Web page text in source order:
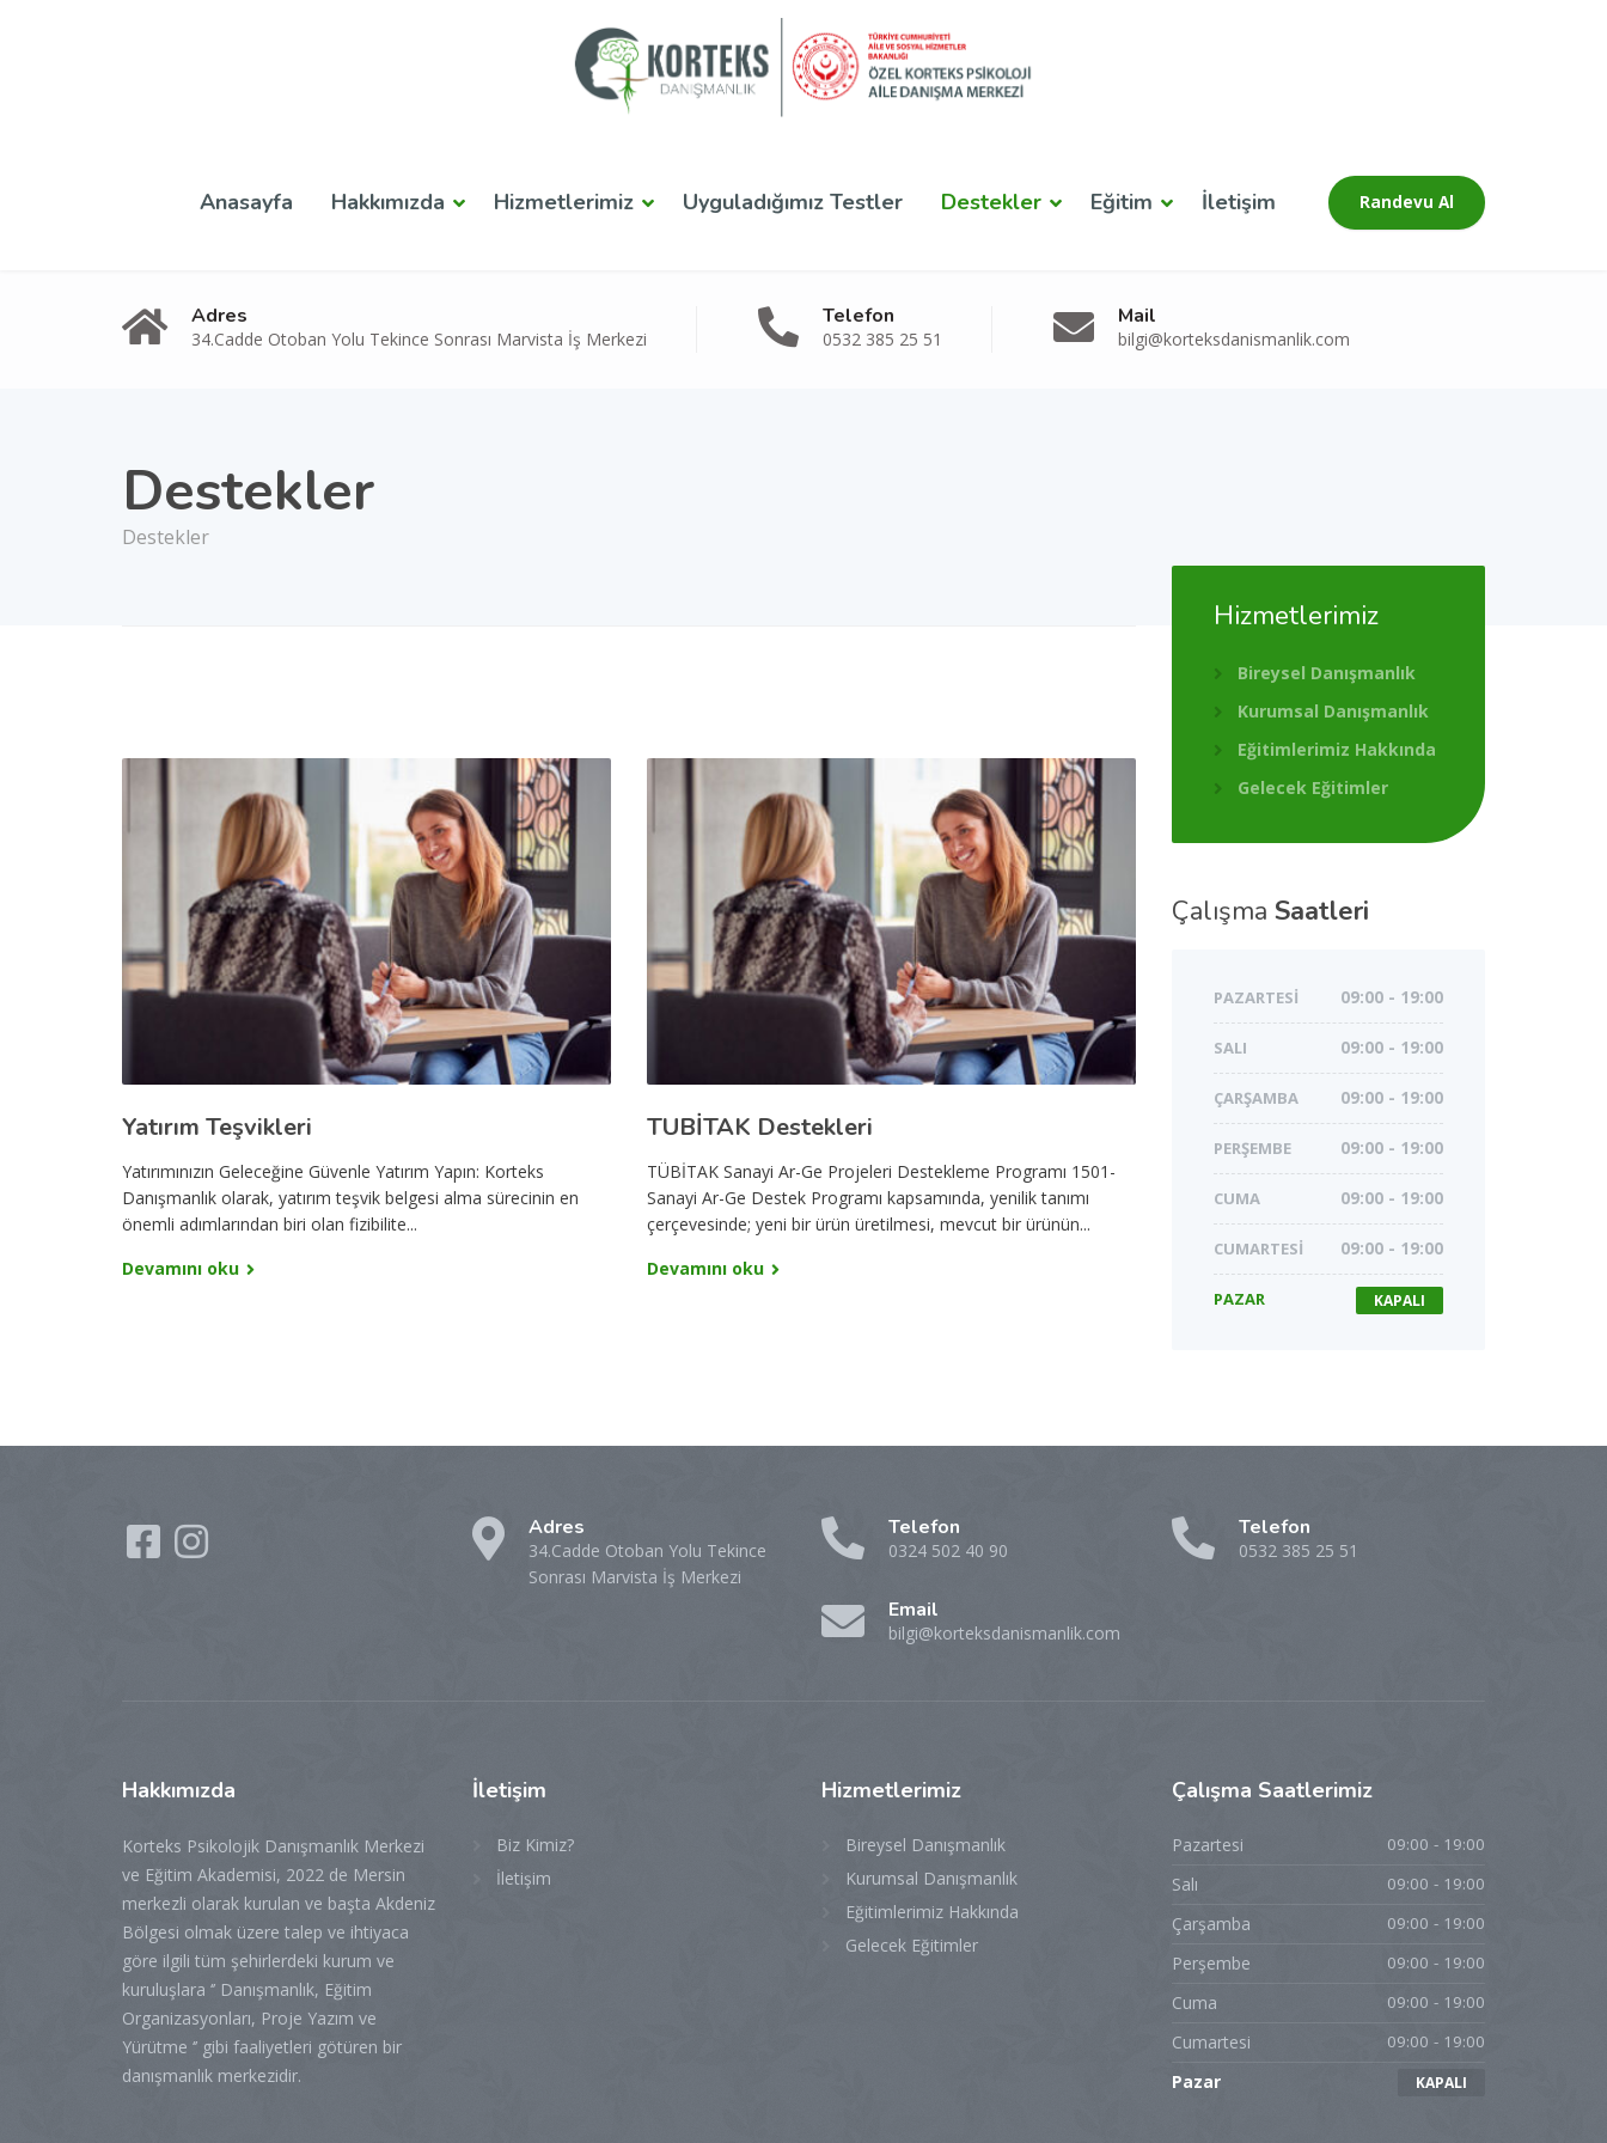
Anasayfa Hakkımızda Hizmetlerimiz Uyguladığımız Testler Destekler Eğitim İletişim Randevu Al
Adres
34.Cadde Otoban Yolu Tekince Sonrası Marvista İş Merkezi
Telefon
0532 385 25 51
Mail
bilgi@korteksdanismanlik.com
Destekler
Destekler
Yatırım Teşvikleri
Yatırımınızın Geleceğine Güvenle Yatırım Yapın: Korteks
Danışmanlık olarak, yatırım teşvik belgesi alma sürecinin en
önemli adımlarından biri olan fizibilite...
Devamını oku
TUBİTAK Destekleri
TÜBİTAK Sanayi Ar-Ge Projeleri Destekleme Programı 1501-
Sanayi Ar-Ge Destek Programı kapsamında, yenilik tanımı
çerçevesinde; yeni bir ürün üretilmesi, mevcut bir ürünün...
Devamını oku
Hizmetlerimiz
Bireysel Danışmanlık
Kurumsal Danışmanlık
Eğitimlerimiz Hakkında
Gelecek Eğitimler
Çalışma Saatleri
PAZARTESI 09:00 - 19:00
SALI 09:00 - 19:00
ÇARŞAMBA 09:00 - 19:00
PERŞEMBE 09:00 - 19:00
CUMA 09:00 - 19:00
CUMARTESI 09:00 - 19:00
PAZAR KAPALI
Adres
34.Cadde Otoban Yolu Tekince
Sonrası Marvista İş Merkezi
Telefon
0324 502 40 90
Telefon
0532 385 25 51
Email
bilgi@korteksdanismanlik.com
Hakkımızda
Korteks Psikolojik Danışmanlık Merkezi
ve Eğitim Akademisi, 2022 de Mersin
merkezli olarak kurulan ve başta Akdeniz
Bölgesi olmak üzere talep ve ihtiyaca
göre ilgili tüm şehirlerdeki kurum ve
kuruluşlara ‘’ Danışmanlık, Eğitim
Organizasyonları, Proje Yazım ve
Yürütme ‘’ gibi faaliyetleri götüren bir
danışmanlık merkezidir.
İletişim
Biz Kimiz?
İletişim
Hizmetlerimiz
Bireysel Danışmanlık
Kurumsal Danışmanlık
Eğitimlerimiz Hakkında
Gelecek Eğitimler
Çalışma Saatlerimiz
Pazartesi 09:00 - 19:00
Salı 09:00 - 19:00
Çarşamba 09:00 - 19:00
Perşembe 09:00 - 19:00
Cuma 09:00 - 19:00
Cumartesi 09:00 - 19:00
Pazar KAPALI